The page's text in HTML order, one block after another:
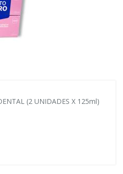
(2 UNIDADES X 125ml)